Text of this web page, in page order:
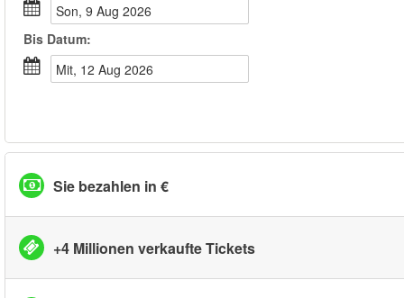
Son, 9 Aug 2026
Bis Datum:
Mit, 12 Aug 2026
Sie bezahlen in €
+4 Millionen verkaufte Tickets